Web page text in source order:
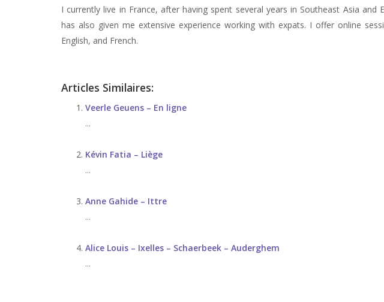
I currently live in France, after having spent several years in Southeast Asia and
has also given me extensive experience working with expats. I offer online
English, and French.
Articles Similaires:
Veerle Geuens – En ligne
...
Kévin Fatia – Liège
...
Anne Gahide – Ittre
...
Alice Louis – Ixelles – Schaerbeek – Auderghem
...